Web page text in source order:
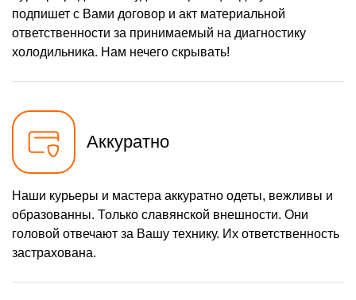
подпишет с Вами договор и акт материальной
ответственности за принимаемый на диагностику
холодильника. Нам нечего скрывать!
Аккуратно
Наши курьеры и мастера аккуратно одеты, вежливы и
образованны. Только славянской внешности. Они
головой отвечают за Вашу технику. Их ответственность
застрахована.